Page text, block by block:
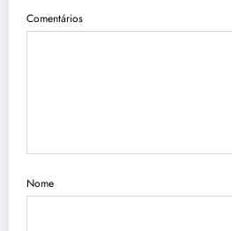
Comentários
Nome